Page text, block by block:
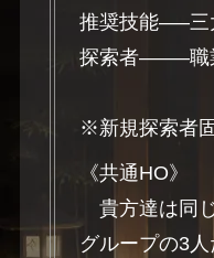
推奨技能—–三
探索者——–職
※新規探索者
《共通HO》
貴方達は同
グループの3人